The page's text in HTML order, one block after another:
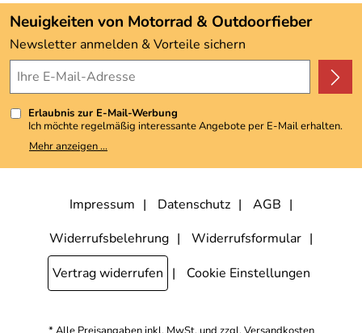
Angebote
Kundenbewertungen (3.492)
4,9/5*****
Neuigkeiten von Motorrad & Outdoorfieber
Newsletter anmelden & Vorteile sichern
Erlaubnis zur E-Mail-Werbung
Ich möchte regelmäßig interessante Angebote per E-Mail erhalten.
Meine E-Mail-Adresse wird nicht an andere Unternehmen
weitergegeben. Zu statistischen Zwecken wird in anonymer Form
kann ich jederzeit mit Wirkung für die Zukunft widerrufen, indem ich
den Link "Abmelden" am Ende des Newsletters anklicke. Die
Mehr anzeigen ...
Impressum Datenschutz
AGB
Widerrufsbelehrung
Widerrufsformular
Vertrag widerrufen
Cookie Einstellungen